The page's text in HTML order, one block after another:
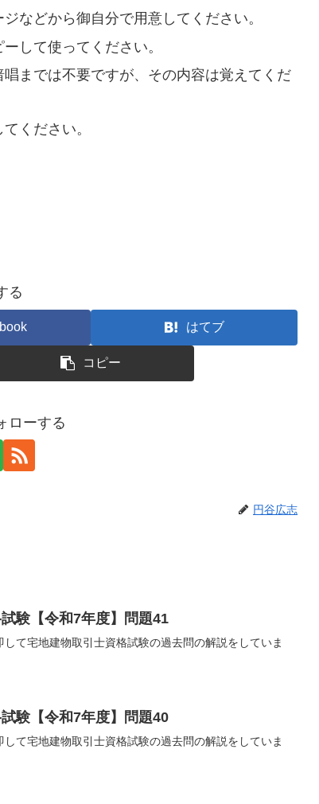
などから御自分で用意してください。
して使ってください。
までは不要ですが、その内容は覚えてくだ
ください。
る
はてブ
コピー
ローする
円谷広志
験【令和7年度】問題41
て宅地建物取引士資格試験の過去問の解説をしていま
験【令和7年度】問題40
て宅地建物取引士資格試験の過去問の解説をしていま